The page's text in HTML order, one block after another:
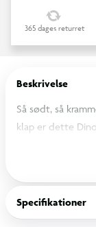
365 dages returret
Beskrivelse
Så sødt, så
klap er dette
Triceratops
OBS! Varen er
garanteres.
Specifikationer